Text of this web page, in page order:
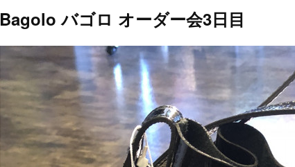
Bagolo バゴロ オーダー会3日目